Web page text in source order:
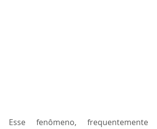
Esse fenômeno, frequentemente